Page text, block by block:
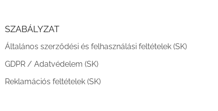
SZABÁLYZAT
Általános szerződési és felhasználási feltételek (SK)
GDPR / Adatvédelem (SK)
Reklamációs feltételek (SK)